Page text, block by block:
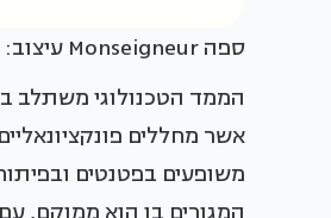
ספה Monseigneur עיצוב: פיליפ סטארק לחב' "Driade" (בארץ: "הביטאט")
הממד הטכנולוגי משתלב
אשר מחללים
משופעים בפטנטים
המגורים בו הוא ממוקם,